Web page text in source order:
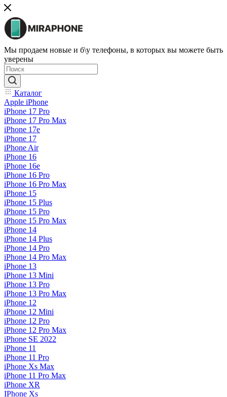
Мы продаем новые и б\у телефоны, в которых вы можете быть
уверены
Каталог
Apple iPhone
iPhone 17 Pro
iPhone 17 Pro Max
iPhone 17e
iPhone 17
iPhone Air
iPhone 16
iPhone 16e
iPhone 16 Pro
iPhone 16 Pro Max
iPhone 15
iPhone 15 Plus
iPhone 15 Pro
iPhone 15 Pro Max
iPhone 14
iPhone 14 Plus
iPhone 14 Pro
iPhone 14 Pro Max
iPhone 13
iPhone 13 Mini
iPhone 13 Pro
iPhone 13 Pro Max
iPhone 12
iPhone 12 Mini
iPhone 12 Pro
iPhone 12 Pro Max
iPhone SE 2022
iPhone 11
iPhone 11 Pro
iPhone Xs Max
iPhone 11 Pro Max
iPhone XR
IPhone Xs